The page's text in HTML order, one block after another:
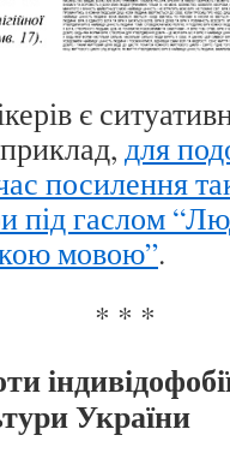
є
для
посилення
під гаслом
мовою”.
* * *
України